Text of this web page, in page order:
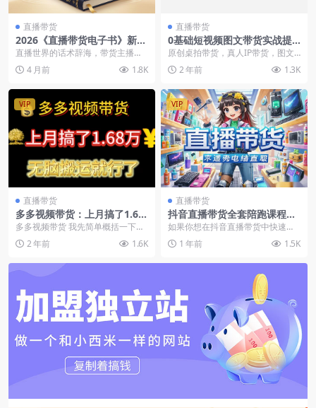
直播带货
2026《直播带货电子书》新
版，直播界话术辞海，主播必
学-164页
直播世界的话术辞海，带货主播必
须学习
4 月前 1.8K
直播带货
0基础短视频图文带货实战提
升班(直播课+视频课)：小白3
天快速上手做带货
原创桌拍带货，真人IP带货，图文
带货，无样品带货,薅羊毛好物直播
带货2 年前 1.3K
VIP
直播带货
多多视频带货：上月搞了1.68
万，无脑搬运就行了
多多视频带货 我先简单概括一下，
我们是做什么的，抖音带货想必大
家都知道，就是发视...
2 年前 1.6K
VIP
直播带货
抖音直播带货全套陪跑课程：
千川投放+稳号起号全流程！
如果你想在抖音直播带货中快速起
号、稳号并实现千川精准投放，这
套从0到1的陪跑课程...
1 年前 1.5K